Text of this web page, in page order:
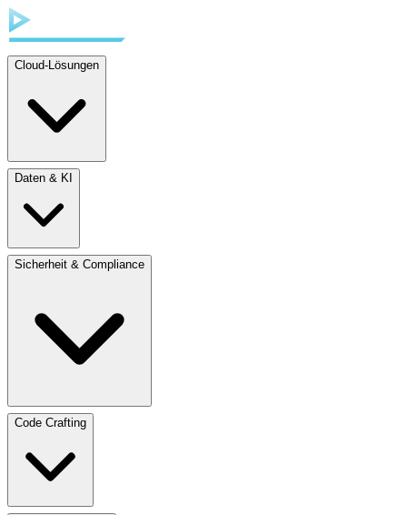
Cloud-Lösungen
Daten & KI
Sicherheit & Compliance
Code Crafting